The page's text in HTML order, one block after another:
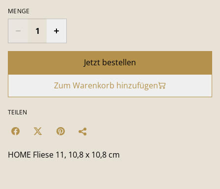
MENGE
Jetzt bestellen
Zum Warenkorb hinzufügen
TEILEN
HOME Fliese 11, 10,8 x 10,8 cm